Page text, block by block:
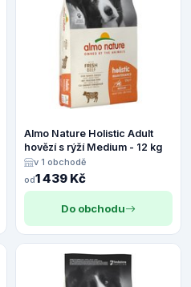
Almo Nature Holistic Adult
hovězí s rýží Medium - 12 kg
v 1 obchodě
od1 439 Kč
Do obchodu